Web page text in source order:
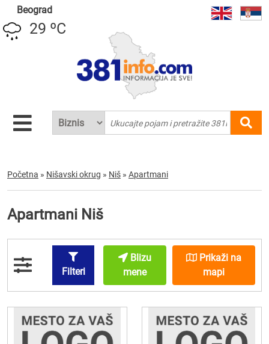
Beograd
29 ºC
Početna » Nišavski okrug » Niš » Apartmani
Apartmani Niš
Filteri
Blizu
mene
Prikaži na
mapi